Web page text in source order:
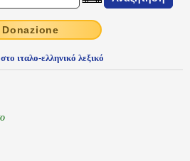
Donazione
ιταλο-ελληνικό λεξικό